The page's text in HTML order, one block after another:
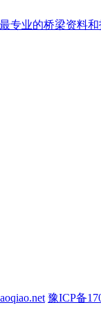
豫ICP备